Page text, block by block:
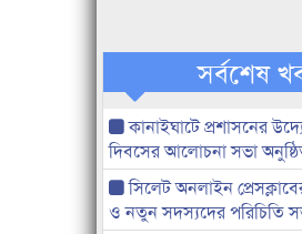
সর্বশেষ
কানাইঘাটে প্রশাসনের
দিবসের আলোচনা সভা
সিলেট অনলাইন
ও নতুন সদস্যদের পরিচিতি